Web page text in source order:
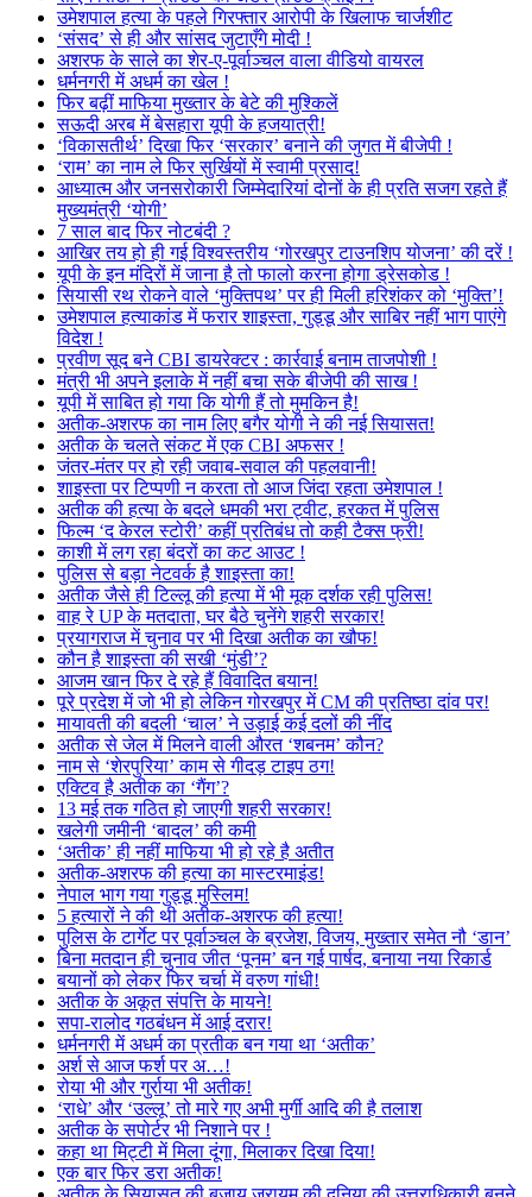
उमेशपाल हत्या के पहले गिरफ्तार आरोपी के खिलाफ चार्जशीट
‘संसद’ से ही और सांसद जुटाएँगे मोदी !
अशरफ के साले का शेर-ए-पूर्वाञ्चल वाला वीडियो वायरल
धर्मनगरी में अधर्म का खेल !
फिर बढ़ीं माफिया मुख्तार के बेटे की मुश्किलें
सऊदी अरब में बेसहारा यूपी के हजयात्री!
‘विकासतीर्थ’ दिखा फिर ‘सरकार’ बनाने की जुगत में बीजेपी !
‘राम’ का नाम ले फिर सुर्खियों में स्वामी प्रसाद!
आध्यात्म और जनसरोकारी जिम्मेदारियां दोनों के ही प्रति सजग रहते हैं
मुख्यमंत्री ‘योगी’
7 साल बाद फिर नोटबंदी ?
आखिर तय हो ही गई विश्वस्तरीय ‘गोरखपुर टाउनशिप योजना’ की दरें !
यूपी के इन मंदिरों में जाना है तो फालो करना होगा ड्रेसकोड !
सियासी रथ रोकने वाले ‘मुक्तिपथ’ पर ही मिली हरिशंकर को ‘मुक्ति’!
उमेशपाल हत्याकांड में फरार शाइस्ता, गुड्डू और साबिर नहीं भाग पाएंगे
विदेश !
प्रवीण सूद बने CBI डायरेक्टर : कार्रवाई बनाम ताजपोशी !
मंत्री भी अपने इलाके में नहीं बचा सके बीजेपी की साख !
यूपी में साबित हो गया कि योगी हैं तो मुमकिन है!
अतीक-अशरफ का नाम लिए बगैर योगी ने की नई सियासत!
अतीक के चलते संकट में एक CBI अफसर !
जंतर-मंतर पर हो रही जवाब-सवाल की पहलवानी!
शाइस्ता पर टिप्पणी न करता तो आज जिंदा रहता उमेशपाल !
अतीक की हत्या के बदले धमकी भरा ट्वीट, हरकत में पुलिस
फिल्म ‘द केरल स्टोरी’ कहीं प्रतिबंध तो कही टैक्स फ्री!
काशी में लग रहा बंदरों का कट आउट !
पुलिस से बड़ा नेटवर्क है शाइस्ता का!
अतीक जैसे ही टिल्लू की हत्या में भी मूक दर्शक रही पुलिस!
वाह रे UP के मतदाता, घर बैठे चुनेंगे शहरी सरकार!
प्रयागराज में चुनाव पर भी दिखा अतीक का खौफ!
कौन है शाइस्ता की सखी ‘मुंडी’?
आजम खान फिर दे रहे हैं विवादित बयान!
पूरे प्रदेश में जो भी हो लेकिन गोरखपुर में CM की प्रतिष्ठा दांव पर!
मायावती की बदली ‘चाल’ ने उड़ाई कई दलों की नींद
अतीक से जेल में मिलने वाली औरत ‘शबनम’ कौन?
नाम से ‘शेरपुरिया’ काम से गीदड़ टाइप ठग!
एक्टिव है अतीक का ‘गैंग’?
13 मई तक गठित हो जाएगी शहरी सरकार!
खलेगी जमीनी ‘बादल’ की कमी
‘अतीक’ ही नहीं माफिया भी हो रहे है अतीत
अतीक-अशरफ की हत्या का मास्टरमाइंड!
नेपाल भाग गया गुड्डू मुस्लिम!
5 हत्यारों ने की थी अतीक-अशरफ की हत्या!
पुलिस के टार्गेट पर पूर्वाञ्चल के ब्रजेश, विजय, मुख्तार समेत नौ ‘डान’
बिना मतदान ही चुनाव जीत ‘पूनम’ बन गई पार्षद, बनाया नया रिकार्ड
बयानों को लेकर फिर चर्चा में वरुण गांधी!
अतीक के अकूत संपत्ति के मायने!
सपा-रालोद गठबंधन में आई दरार!
धर्मनगरी में अधर्म का प्रतीक बन गया था ‘अतीक’
अर्श से आज फर्श पर अ…!
रोया भी और गुर्राया भी अतीक!
‘राधे’ और ‘उल्लू’ तो मारे गए अभी मुर्गी आदि की है तलाश
अतीक के सपोर्टर भी निशाने पर !
कहा था मिट्टी में मिला दूंगा, मिलाकर दिखा दिया!
एक बार फिर डरा अतीक!